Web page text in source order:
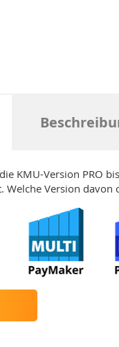
KMU-Version PRO
Welche Version